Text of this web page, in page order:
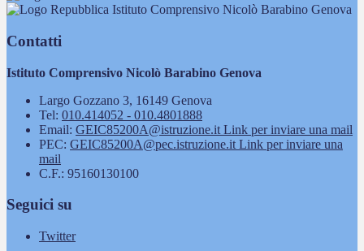
Istituto Comprensivo Nicolò Barabino Genova
Contatti
Istituto Comprensivo Nicolò Barabino Genova
Largo Gozzano 3, 16149 Genova
Tel: 010.414052 - 010.4801888
Email: GEIC85200A@istruzione.it Link per inviare una mail
PEC: GEIC85200A@pec.istruzione.it Link per inviare una
mail
C.F.: 95160130100
Seguici su
Twitter